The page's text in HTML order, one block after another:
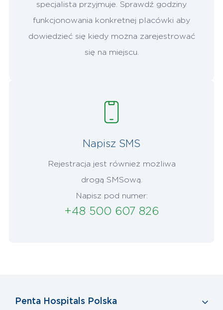
specjalista przyjmuje. Sprawdź godziny
funkcjonowania konkretnej placówki aby
dowiedzieć się kiedy można zarejestrować
się na miejscu.
Napisz SMS
Rejestracja jest również możliwa
drogą SMSową.
Napisz pod numer:
+48 500 607 826
Penta Hospitals Polska